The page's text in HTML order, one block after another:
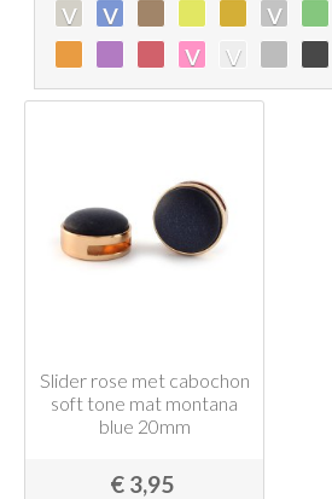
v v
v
v
v
Slider rose met cabochon
soft tone mat montana
blue 20mm
€ 3,95